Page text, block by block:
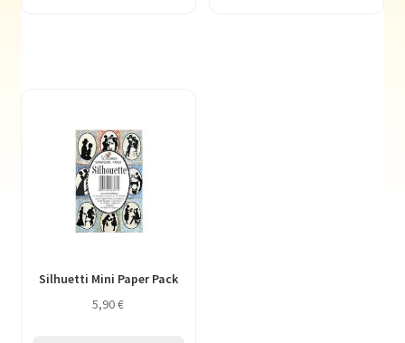
Silhuetti Mini Paper Pack
5,90€